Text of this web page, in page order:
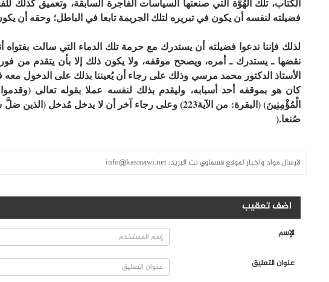
الكتاب، تلك الهُوَّة التي صنعتها السياسات الفاجرة السابقة، وتعميق
فضيلته لنفسه أن يكون في تبريره لتلك الجريمة تابعا في الباطل؛ وحقه أن
لذلك فإننا ندعوا فضيلته أن يستدرك مع حرمة تلك الدماء التي سالت بفتواه
نقضها ـ يستدرك ـ أمره، ويصحح موقفه، ولا يكون ذلك إلا بأن يتقدم من
الأستاذ الدكتور محمد مرسي وذلك على رجاء أن يُعيننا بذلك على الدخول
كان هو بموقفه أحد أسبابه، وليقدم بذلك لنفسه عملا بقوله تعالى
الْمُؤْمِنِينَ) (البقرة: من الآية223) وعلى رجاء آخر أن لا
صُنعا).
لارسال مواد واخبار لموقع قسماوي نت البريد:info@kasmawi.net
اضف تعقيب
الإسم
عنوان التعليق